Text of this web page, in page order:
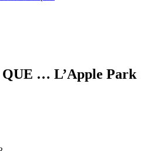
QUE … L’Apple Park